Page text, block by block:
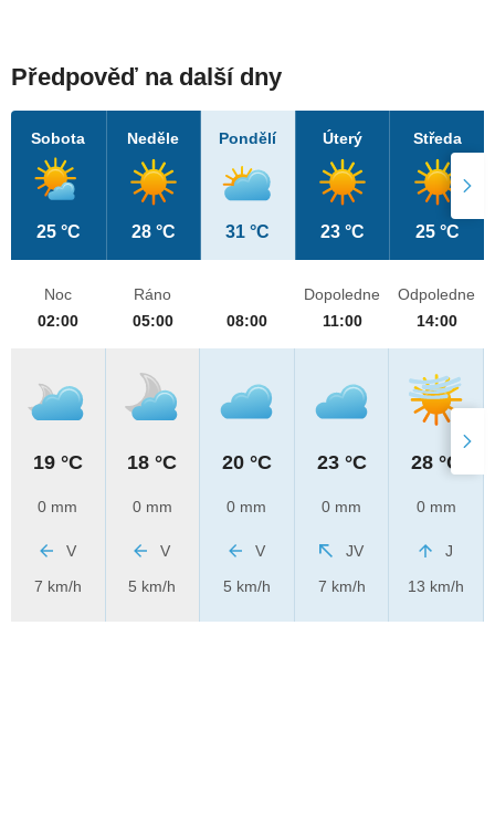
Předpověď na další dny
Sobota
25 °C
Neděle
28 °C
Pondělí
31 °C
Úterý
23 °C
Středa
25 °C
Noc
02:00
19 °C
0 mm
V
7 km/h
Ráno
05:00
18 °C
0 mm
V
5 km/h
08:00
20 °C
0 mm
V
5 km/h
Dopoledne
11:00
23 °C
0 mm
JV
7 km/h
Odpoledne
14:00
28 °C
0 mm
J
13 km/h